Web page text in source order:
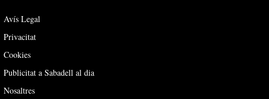
Avís Legal
Privacitat
Cookies
Publicitat a Sabadell al dia
Nosaltres